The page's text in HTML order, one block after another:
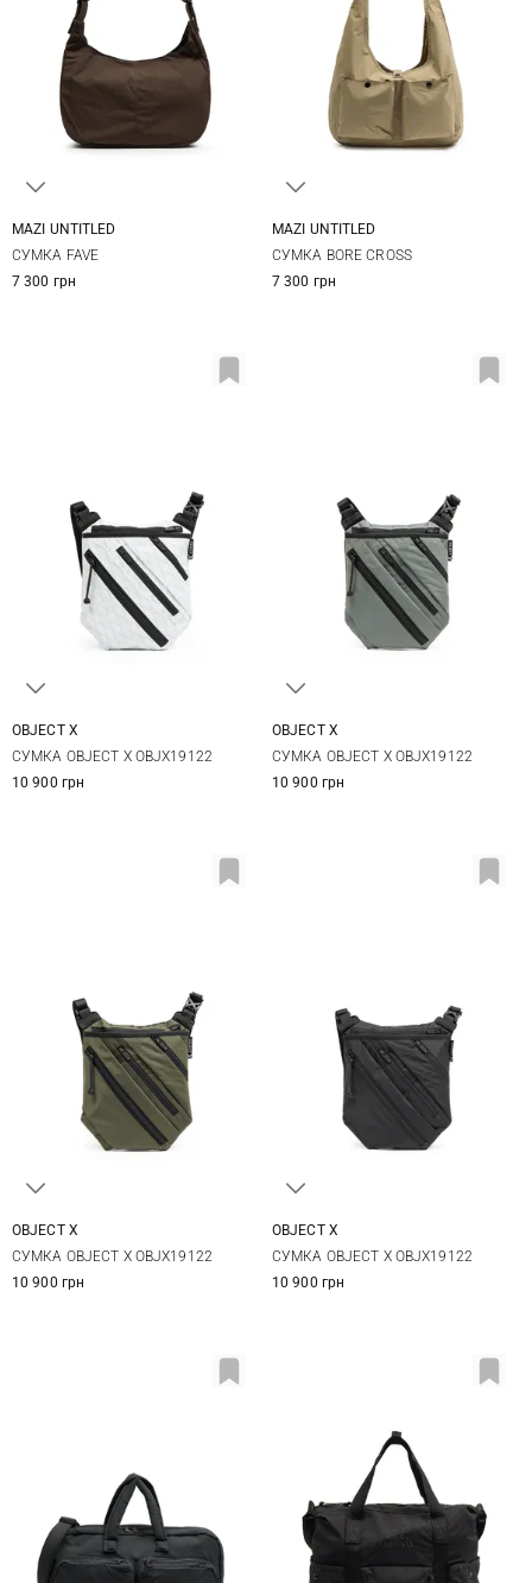
MAZI UNTITLED
СУМКА FAVE
7 300 грн
MAZI UNTITLED
СУМКА BORE CROSS
7 300 грн
OBJECT X
СУМКА OBJECT X OBJX19122
10 900 грн
OBJECT X
СУМКА OBJECT X OBJX19122
10 900 грн
OBJECT X
СУМКА OBJECT X OBJX19122
10 900 грн
OBJECT X
СУМКА OBJECT X OBJX19122
10 900 грн